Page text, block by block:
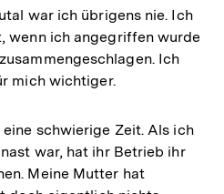
war ich übrigens nie. Ich
wenn ich angegriffen wurde
Ich
mich wichtiger.
schwierige Zeit. Als ich
war, hat ihr Betrieb ihr
Meine Mutter hat